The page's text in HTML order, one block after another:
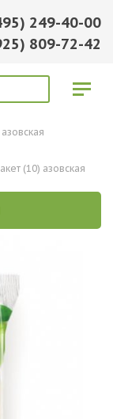
249-40-00
809-72-42
(10) азовская